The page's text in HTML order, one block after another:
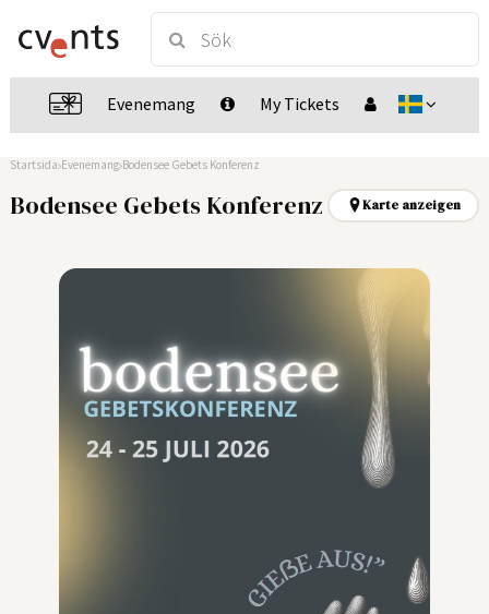
Evenemang My Tickets
Startsida Evenemang Bodensee Gebets Konferenz
Bodensee Gebets Konferenz Karte anzeigen